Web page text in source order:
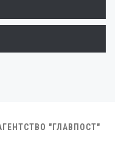
"ГЛАВПОСТ"